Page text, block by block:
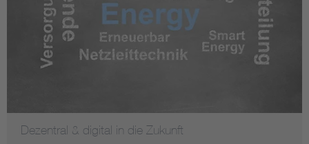
Dezentral & digital in die Zukunft